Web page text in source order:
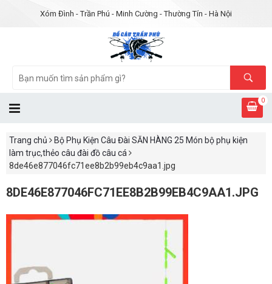
Xóm Đình - Trần Phú - Minh Cường - Thường Tín - Hà Nội
0
Trang chủ
Bộ Phụ Kiện Câu Đài SĂN HÀNG 25 Món bộ phụ kiện
làm trục,thẻo câu đài đồ câu cá
8de46e877046fc71ee8b2b99eb4c9aa1.jpg
8DE46E877046FC71EE8B2B99EB4C9AA1.JPG